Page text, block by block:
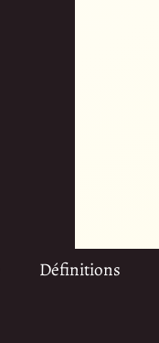
Définitions